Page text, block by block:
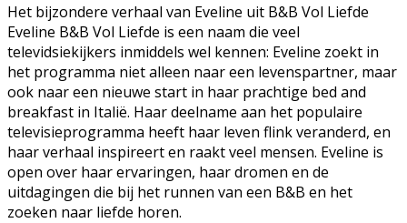
Het bijzondere verhaal van Eveline uit B&B Vol Liefde
Eveline B&B Vol Liefde is een naam die veel
televidsiekijkers inmiddels wel kennen: Eveline zoekt in
het programma niet alleen naar een levenspartner, maar
ook naar een nieuwe start in haar prachtige bed and
breakfast in Italië. Haar deelname aan het populaire
televisieprogramma heeft haar leven flink veranderd, en
haar verhaal inspireert en raakt veel mensen. Eveline is
open over haar ervaringen, haar dromen en de
uitdagingen die bij het runnen van een B&B en het
zoeken naar liefde horen.